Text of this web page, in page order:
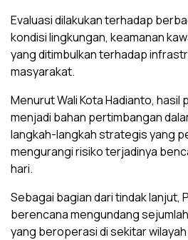
Evaluasi dilakukan terhadap
kondisi lingkungan, keamanan
yang ditimbulkan terhadap
masyarakat.
Menurut Wali Kota Hadianto, hasil
menjadi bahan pertimbangan
langkah-langkah strategis yang
mengurangi risiko terjadinya
hari.
Sebagai bagian dari tindak lanjut,
berencana mengundang
yang beroperasi di sekitar